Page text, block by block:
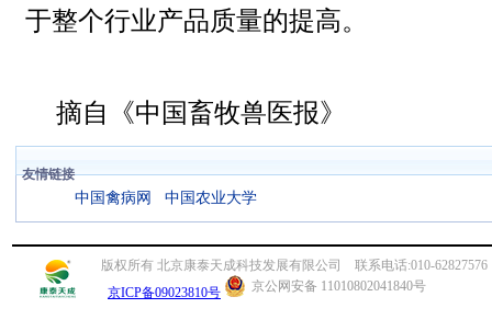
于整个行业产品质量的提高。
摘自《中国畜牧兽医报》
友情链接
中国禽病网 中国农业大学
版权所有 北京康泰天成科技发展有限公司 联系电话:010-
京ICP备09023810号
京公网安备 11010802041840号